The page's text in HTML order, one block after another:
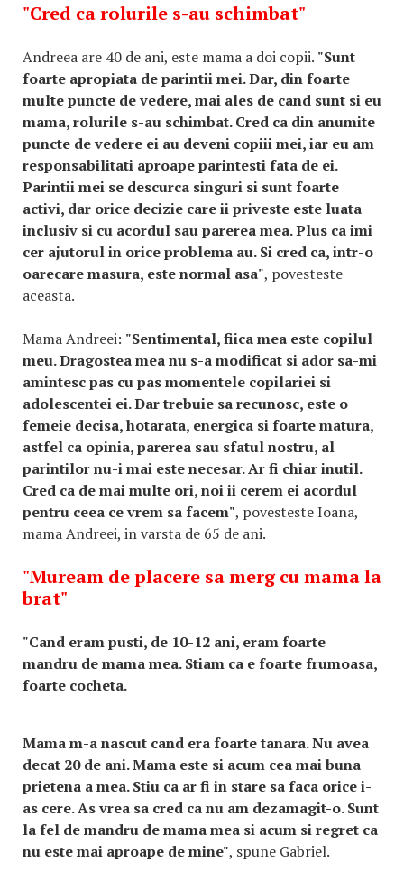
"Cred ca rolurile s-au schimbat"
Andreea are 40 de ani, este mama a doi copii. "Sunt
foarte apropiata de parintii mei. Dar, din foarte
multe puncte de vedere, mai ales de cand sunt si eu
mama, rolurile s-au schimbat. Cred ca din anumite
puncte de vedere ei au deveni copiii mei, iar eu am
responsabilitati aproape parintesti fata de ei.
Parintii mei se descurca singuri si sunt foarte
activi, dar orice decizie care ii priveste este luata
inclusiv si cu acordul sau parerea mea. Plus ca imi
cer ajutorul in orice problema au. Si cred ca, intr-o
oarecare masura, este normal asa", povesteste
aceasta.
Mama Andreei: "Sentimental, fiica mea este copilul
meu. Dragostea mea nu s-a modificat si ador sa-mi
amintesc pas cu pas momentele copilariei si
adolescentei ei. Dar trebuie sa recunosc, este o
femeie decisa, hotarata, energica si foarte matura,
astfel ca opinia, parerea sau sfatul nostru, al
parintilor nu-i mai este necesar. Ar fi chiar inutil.
Cred ca de mai multe ori, noi ii cerem ei acordul
pentru ceea ce vrem sa facem", povesteste Ioana,
mama Andreei, in varsta de 65 de ani.
"Muream de placere sa merg cu mama la
brat"
"Cand eram pusti, de 10-12 ani, eram foarte
mandru de mama mea. Stiam ca e foarte frumoasa,
foarte cocheta.
Mama m-a nascut cand era foarte tanara. Nu avea
decat 20 de ani. Mama este si acum cea mai buna
prietena a mea. Stiu ca ar fi in stare sa faca orice i-
as cere. As vrea sa cred ca nu am dezamagit-o. Sunt
la fel de mandru de mama mea si acum si regret ca
nu este mai aproape de mine", spune Gabriel.